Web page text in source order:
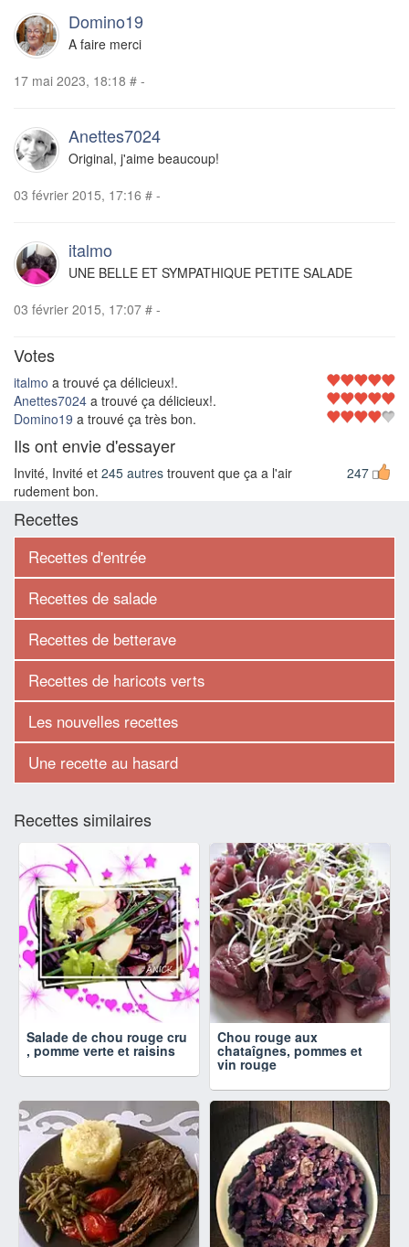
Domino19
A faire merci
17 mai 2023, 18:18 # -
Anettes7024
Original, j'aime beaucoup!
03 février 2015, 17:16 # -
italmo
UNE BELLE ET SYMPATHIQUE PETITE SALADE
03 février 2015, 17:07 # -
Votes
italmo a trouvé ça délicieux!.
Anettes7024 a trouvé ça délicieux!.
Domino19 a trouvé ça très bon.
Ils ont envie d'essayer
247
Invité, Invité et 245 autres trouvent que ça a l'air
rudement bon.
Recettes
Recettes d'entrée
Recettes de salade
Recettes de betterave
Recettes de haricots verts
Les nouvelles recettes
Une recette au hasard
Recettes similaires
Salade de chou rouge cru
, pomme verte et raisins
Chou rouge aux
chataîgnes, pommes et
vin rouge